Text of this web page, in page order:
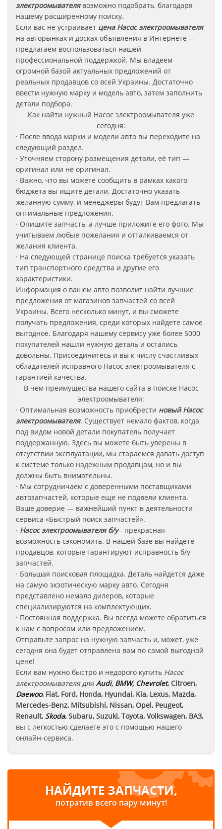
электроомывателя возможно подобрать, благодаря
нашему расширенному поиску.
Если вас не устраивает ценаНасос электроомывателя
на авторынках и досках объявления в Интернете —
предлагаем воспользоваться нашей
профессиональной поддержкой. Мы владеем
огромной базой актуальных предложений от
реальных продавцов со всей Украины. Достаточно
ввести нужную марку и модель авто, затем заполнить
детали подбора.
Как найти нужный Насос электроомывателя уже
сегодня:
· После ввода марки и модели авто вы переходите на
следующий раздел.
· Уточняем сторону размещения детали, её тип —
оригинал или не оригинал.
· Важно, что вы можете сообщить в рамках какого
бюджета вы ищите детали. Достаточно указать
желанную сумму, и менеджеры будут Вам предлагать
оптимальные предложения.
· Опишите запчасть, а лучше приложите его фото. Мы
учитываем любые пожелания и отталкиваемся от
желания клиента.
· На следующей странице поиска требуется указать
тип транспортного средства и другие его
характеристики.
Информация о вашем авто позволит найти лучшие
предложения от магазинов запчастей со всей
Украины. Всего несколько минут, и вы сможете
получать предложения, среди которых найдете самое
выгодное. Благодаря нашему сервису уже более 5000
покупателей нашли нужную деталь и остались
довольны. Присоединитесь и вы к числу счастливых
обладателей исправного Насос электроомывателя с
гарантией качества.
В чем преимущества нашего сайта в поиске Насос
электроомывателя:
· Оптимальная возможность приобрести новый Насос
электроомывателя. Существует немало фактов, когда
под видом новой детали покупатель получает
поддержанную. Здесь вы можете быть уверены в
отсутствии эксплуатации, мы стараемся давать доступ
к системе только надежным продавцам, но и вы
должны быть внимательны.
· Мы сотрудничаем с доверенными поставщиками
автозапчастей, которые еще не подвели клиента.
Ваше доверие — важнейший пункт в деятельности
сервиса «Быстрый поиск запчастей».
· Насос электроомывателя б/у- прекрасная
возможность сэкономить. В нашей базе вы найдете
продавцов, которые гарантируют исправность б/у
запчастей.
· Большая поисковая площадка. Деталь найдется даже
на самую экзотическую марку авто. Сегодня
представлено немало дилеров, которые
специализируются на комплектующих.
· Постоянная поддержка. Вы всегда можете обратиться
к нам с вопросом или предложением.
Отправьте запрос на нужную запчасть и, может, уже
сегодня она будет отправлена вам по самой выгодной
цене!
Если вам нужно быстро и недорого купить Насос
электроомывателядля Audi, BMW, Chevrolet, Citroen,
Daewoo, Fiat, Ford, Honda, Hyundai, Kia, Lexus, Mazda,
Mercedes-Benz, Mitsubishi, Nissan, Opel, Peugeot,
Renault, Skoda, Subaru, Suzuki, Toyota, Volkswagen, ВАЗ,
вы с легкостью сделаете это с помощью нашего
онлайн-сервиса.
НАЙДИТЕ ЗАПЧАСТИ,
потратив всего пару минут!